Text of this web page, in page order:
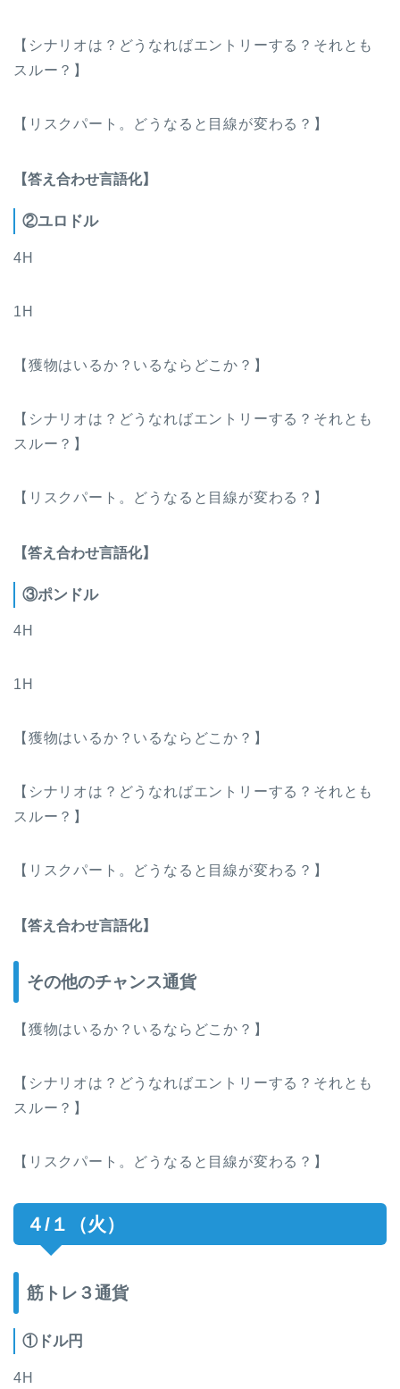
【シナリオは？どうなればエントリーする？それとも
スルー？】
【リスクパート。どうなると目線が変わる？】
【答え合わせ言語化】
②ユロドル
4H
1H
【獲物はいるか？いるならどこか？】
【シナリオは？どうなればエントリーする？それとも
スルー？】
【リスクパート。どうなると目線が変わる？】
【答え合わせ言語化】
③ポンドル
4H
1H
【獲物はいるか？いるならどこか？】
【シナリオは？どうなればエントリーする？それとも
スルー？】
【リスクパート。どうなると目線が変わる？】
【答え合わせ言語化】
その他のチャンス通貨
【獲物はいるか？いるならどこか？】
【シナリオは？どうなればエントリーする？それとも
スルー？】
【リスクパート。どうなると目線が変わる？】
４/１（火）
筋トレ３通貨
①ドル円
4H